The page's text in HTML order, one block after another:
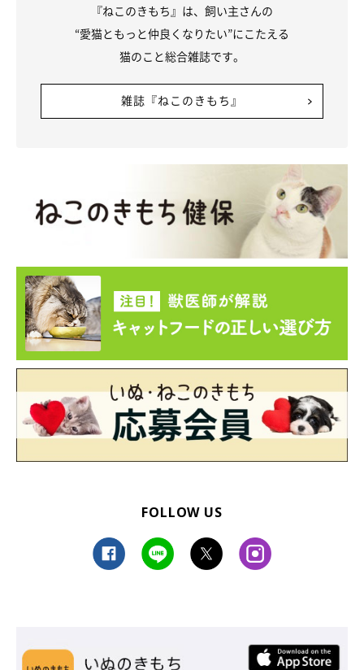
開に。ライちゃんは結局、ダンボールには入れず、ただただクセ
が強すぎる姿を披露していたのでした（笑）
ん、ごめんなさい、、、笑ってしまいました( *´艸｀)」「えっか
わい！！下手くそやん！！w」「ツボりました(笑)可愛い♡」
と、たくさんの反響のコメントが寄せられています。
癖が強すぎるダンボールの入り方。
後ろ足出ちゃってる pic.twitter.com/Fjq1ACC25Y
— ライちゃん日記📝 (@raichanniki)December 13, 2020
『ねこのきもち』は、飼い主さんの
“愛猫ともっと仲良くなりたい”にこたえる
猫のこと総合雑誌です。
雑誌『ねこのきもち』
FOLLOW US